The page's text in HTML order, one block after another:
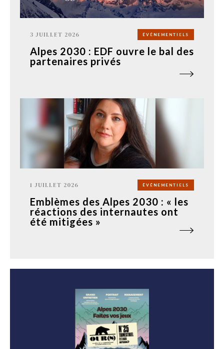
3 JUILLET 2026 ÉVÉNEMENTIELS
Alpes 2030 : EDF ouvre le bal des
partenaires privés
1 JUILLET 2026 ÉVÉNEMENTIELS
Emblèmes des Alpes 2030 : « les
réactions des internautes ont
été mitigées »